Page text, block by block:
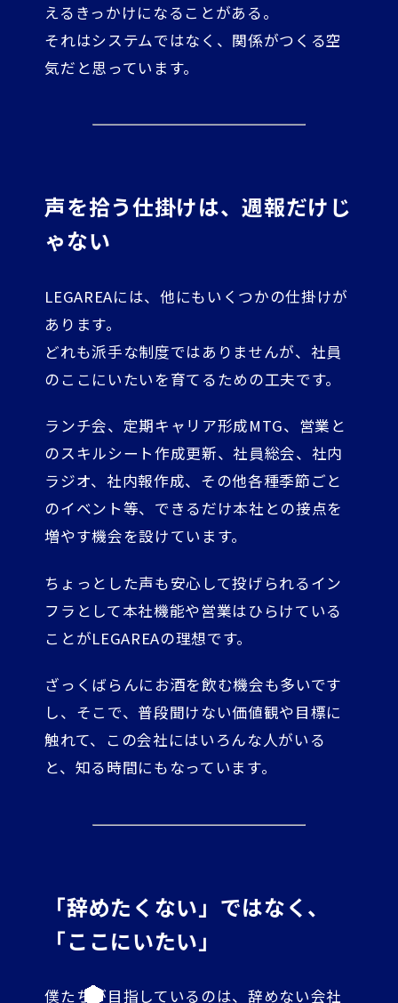
えるきっかけになることがある。
それはシステムではなく、関係がつくる空
気だと思っています。
声を拾う仕掛けは、週報だけじ
ゃない
LEGAREAには、他にもいくつかの仕掛けが
あります。
どれも派手な制度ではありませんが、社員
のここにいたいを育てるための工夫です。
ランチ会、定期キャリア形成MTG、営業と
のスキルシート作成更新、社員総会、社内
ラジオ、社内報作成、その他各種季節ごと
のイベント等、できるだけ本社との接点を
増やす機会を設けています。
ちょっとした声も安心して投げられるイン
フラとして本社機能や営業はひらけている
ことがLEGAREAの理想です。
ざっくばらんにお酒を飲む機会も多いです
し、そこで、普段聞けない価値観や目標に
触れて、この会社にはいろんな人がいる
と、知る時間にもなっています。
「辞めたくない」ではなく、
「ここにいたい」
僕たちが目指しているのは、辞めない会社